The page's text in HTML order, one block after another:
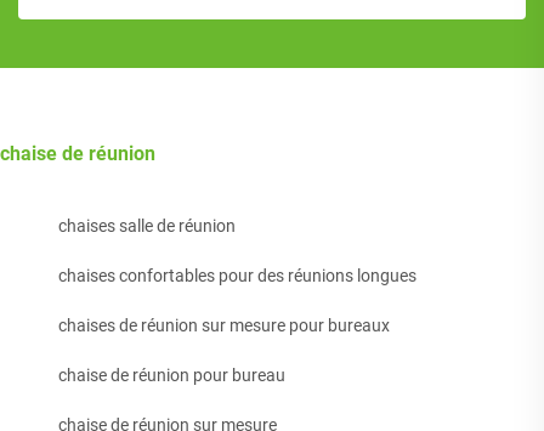
chaise de réunion
chaises salle de réunion
chaises confortables pour des réunions longues
chaises de réunion sur mesure pour bureaux
chaise de réunion pour bureau
chaise de réunion sur mesure